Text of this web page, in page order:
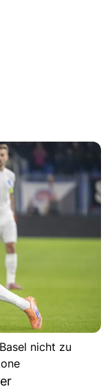
nicht zu